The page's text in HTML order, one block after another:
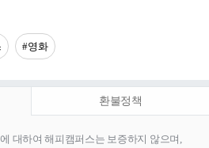
#영화
환불정책
대하여 해피캠퍼스는 보증하지 않으며,